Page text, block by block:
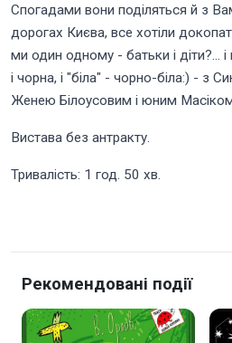
Спогадами вони поділяться й з
дорогах Києва, все хотіли
ми один одному - батьки і діти?...
і чорна, і "біла" - чорно-біла:) - з
Женею Білоусовим і юним
Вистава без антракту.
Тривалість: 1 год. 50 хв.
Рекомендовані події